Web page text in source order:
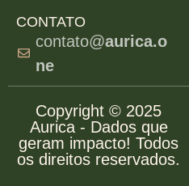
CONTATO
contato@aurica.o
ne
Copyright © 2025
Aurica - Dados que
geram impacto! Todos
os direitos reservados.